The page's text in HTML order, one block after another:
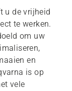
u de vrijheid
te werken.
om uw
en
is op
vele